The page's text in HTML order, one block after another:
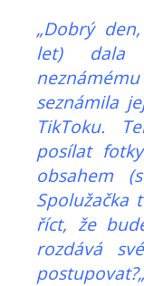
„Dobrý
let) dala
seznámila
TikToku.
posílat
obsahem
Spolužačka
říct, že
rozdává
postupovat?„